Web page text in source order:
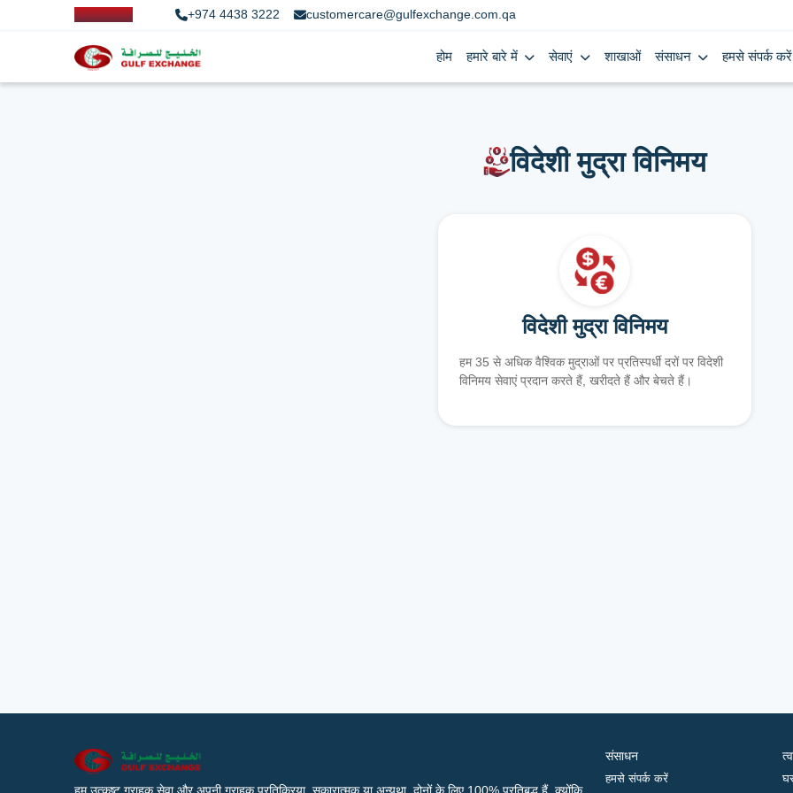
+974 4438 3222 customercare@gulfexchange.com.qa
होम हमारे बारे में सेवाएं शाखाओं संसाधन हमसे संपर्क करें
विदेशी मुद्रा विनिमय
विदेशी मुद्रा विनिमय
हम 35 से अधिक वैश्विक मुद्राओं पर प्रतिस्पर्धी दरों पर विदेशी
विनिमय सेवाएं प्रदान करते हैं, खरीदते हैं और बेचते हैं।
संसाधन
हमसे संपर्क करें